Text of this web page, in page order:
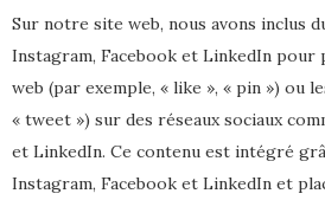
Sur notre site web, nous avons inclus
Instagram, Facebook et LinkedIn pour
web (par exemple, « like », « pin ») ou
« tweet ») sur des réseaux sociaux
et LinkedIn. Ce contenu est intégré
Instagram, Facebook et LinkedIn et